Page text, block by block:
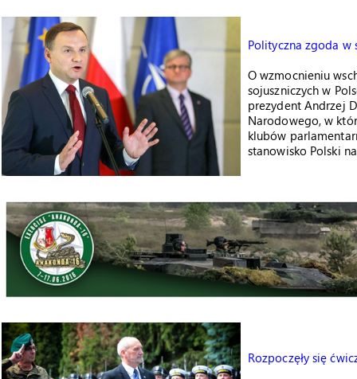
Polityczna zgoda w
O wzmocnieniu
sojuszniczych w
prezydent Andrzej
Narodowego, w
klubów
stanowisko Polski
Rozpoczęły się